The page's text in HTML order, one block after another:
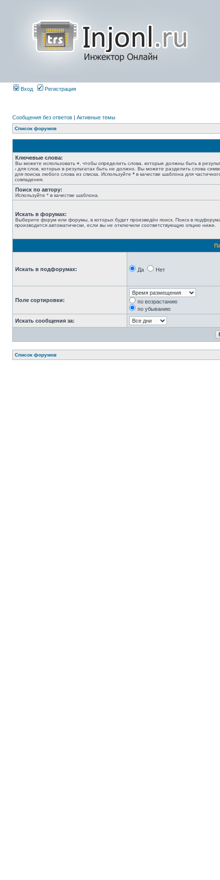
Вход Регистрация
Сообщения без ответов | Активные темы
Список форумов
Ключевые слова:
Вы можете использовать + , чтобы определить слова, которые должны быть в
- для слов, которых в результатах быть не должно. Вы можете разделить слова
для поиска любого слова из списка. Используйте * в качестве шаблона для
совпадения.
Поиск по автору:
Используйте * в качестве шаблона.
Искать в форумах:
Выберите форум или форумы, в которых будет произведён поиск. Поиск в
производится автоматически, если вы не отключили соответствующую опцию ниже.
Искать в подфорумах: Да Нет
Поле сортировки:
по возрастанию
по убыванию
Искать сообщения за:
Список форумов